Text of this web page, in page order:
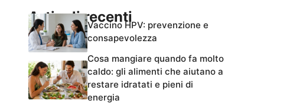
Articoli recentiVaccino HPV: prevenzione e
consapevolezza
Cosa mangiare quando fa molto
caldo: gli alimenti che aiutano a
restare idratati e pieni di
energia